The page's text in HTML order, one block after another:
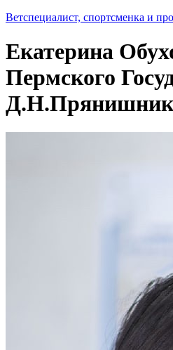
Ветспециалист, спортсменка и
Екатерина
Пермского